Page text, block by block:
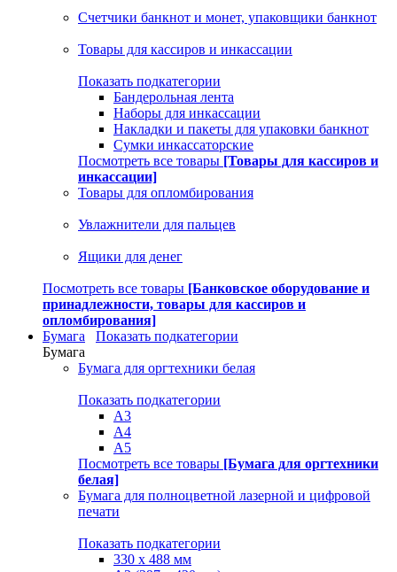
Счетчики банкнот и монет, упаковщики банкнот
Товары для кассиров и инкассации
Показать подкатегории
Бандерольная лента
Наборы для инкассации
Накладки и пакеты для упаковки банкнот
Сумки инкассаторские
Посмотреть все товары [Товары для кассиров и
инкассации]
Товары для опломбирования
Увлажнители для пальцев
Ящики для денег
Посмотреть все товары [Банковское оборудование и
принадлежности, товары для кассиров и
опломбирования]
Бумага
Показать подкатегории
Бумага
Бумага для оргтехники белая
Показать подкатегории
A3
A4
A5
Посмотреть все товары [Бумага для оргтехники
белая]
Бумага для полноцветной лазерной и цифровой
печати
Показать подкатегории
330 х 488 мм